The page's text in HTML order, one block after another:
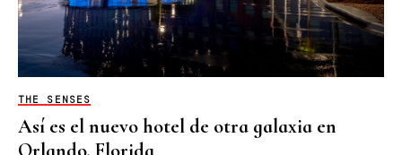
THE SENSES
Así es el nuevo hotel de otra galaxia en